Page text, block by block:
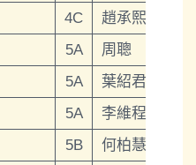
4C
趙承熙
5A
周聰
5A
葉紹君
5A
李維程
5B
何柏慧